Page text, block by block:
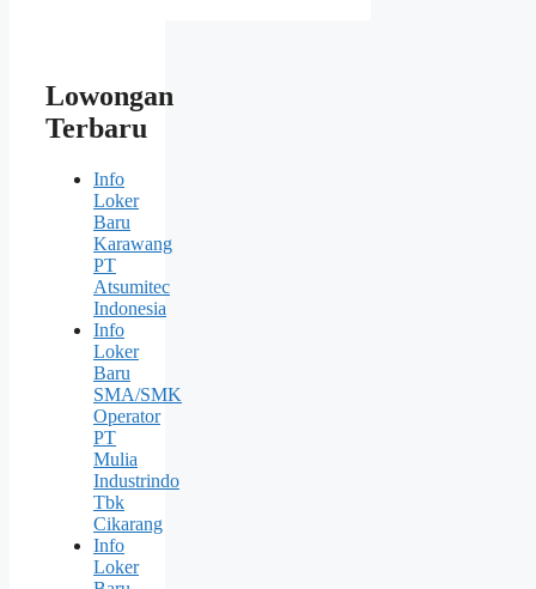
Lowongan
Terbaru
Info
Loker
Baru
Karawang
PT
Atsumitec
Indonesia
Info
Loker
Baru
SMA/SMK
Operator
PT
Mulia
Industrindo
Tbk
Cikarang
Info
Loker